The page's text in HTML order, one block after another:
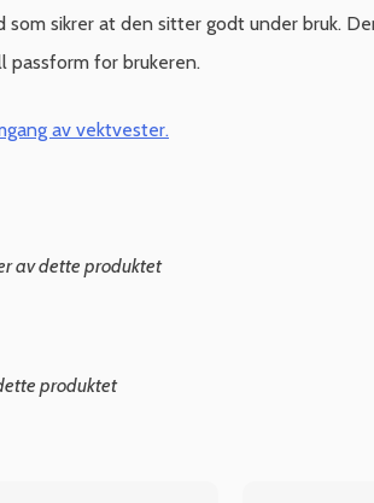
sikrer at den sitter godt under bruk.
passform for brukeren.
av vektvester.
av dette produktet
produktet